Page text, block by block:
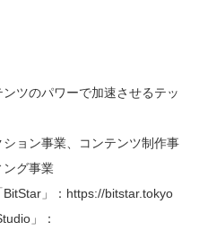
ツのパワーで加速させるテッ
ョン事業、コンテンツ制作事
ング事業
BitStar」：https://bitstar.tokyo
」：